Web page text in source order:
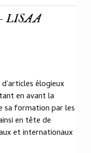
- LISAA
élogieux
en avant la
sa formation par les
en tête de
et internationaux